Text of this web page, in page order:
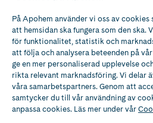
Om Apohem
Mina recept
Ladda ner vår app
På Apohem använder vi oss av
att hemsidan ska fungera som den ska.
för funktionalitet, statistik och
att följa och analysera beteenden på
ge en mer personaliserad upplevelse
rikta relevant marknadsföring. Vi delar
våra samarbetspartners. Genom att
samtycker du till vår användning av
anpassa cookies. Läs mer under vår